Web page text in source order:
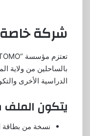
شركة خاصة تنتصب
بالساحلين من ولاية
الدراسية الأخرى
يتكون
نسخة من بطاقة